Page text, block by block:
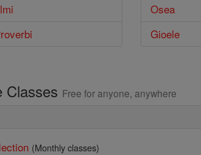
Osea
Gioele
Classes Free for anyone, anywhere
(Monthly classes)